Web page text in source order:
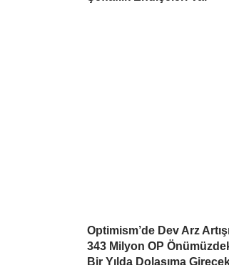
Optimism’de Dev Arz
343 Milyon OP
Bir Yılda Dolaşıma